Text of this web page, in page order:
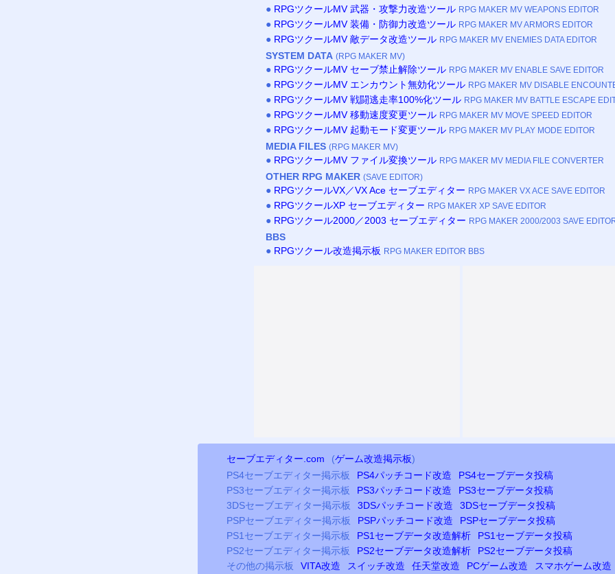
● RPGツクールMV 武器・攻撃力改造ツール RPG MAKER MV WEAPONS EDITOR
● RPGツクールMV 装備・防御力改造ツール RPG MAKER MV ARMORS EDITOR
● RPGツクールMV 敵データ改造ツール RPG MAKER MV ENEMIES DATA EDITOR
SYSTEM DATA (RPG MAKER MV)
● RPGツクールMV セーブ禁止解除ツール RPG MAKER MV ENABLE SAVE EDITOR
● RPGツクールMV エンカウント無効化ツール RPG MAKER MV DISABLE
● RPGツクールMV 戦闘逃走率100%化ツール RPG MAKER MV BATTLE ESCAPE
● RPGツクールMV 移動速度変更ツール RPG MAKER MV MOVE SPEED EDITOR
● RPGツクールMV 起動モード変更ツール RPG MAKER MV PLAY MODE EDITOR
MEDIA FILES (RPG MAKER MV)
● RPGツクールMV ファイル変換ツール RPG MAKER MV MEDIA FILE CONVERTER
OTHER RPG MAKER (SAVE EDITOR)
● RPGツクールVX／VX Ace セーブエディター RPG MAKER VX ACE SAVE EDITOR
● RPGツクールXP セーブエディター RPG MAKER XP SAVE EDITOR
● RPGツクール2000／2003 セーブエディター RPG MAKER 2000/2003 SAVE
BBS
● RPGツクール改造掲示板 RPG MAKER EDITOR BBS
セーブエディター.com (ゲーム改造掲示板)
PS4セーブエディター掲示板 PS4パッチコード改造 PS4セーブデータ投稿
PS3セーブエディター掲示板 PS3パッチコード改造 PS3セーブデータ投稿
3DSセーブエディター掲示板
3DSパッチコード改造
3DSセーブデータ投稿
PSPセーブエディター掲示板 PSPパッチコード改造 PSPセーブデータ投稿
PS1セーブエディター掲示板 PS1セーブデータ改造解析 PS1セーブデータ投稿
PS2セーブエディター掲示板 PS2セーブデータ改造解析 PS2セーブデータ投稿
その他の掲示板
VITA改造 スイッチ改造 任天堂改造 PCゲーム改造 スマホゲーム改造